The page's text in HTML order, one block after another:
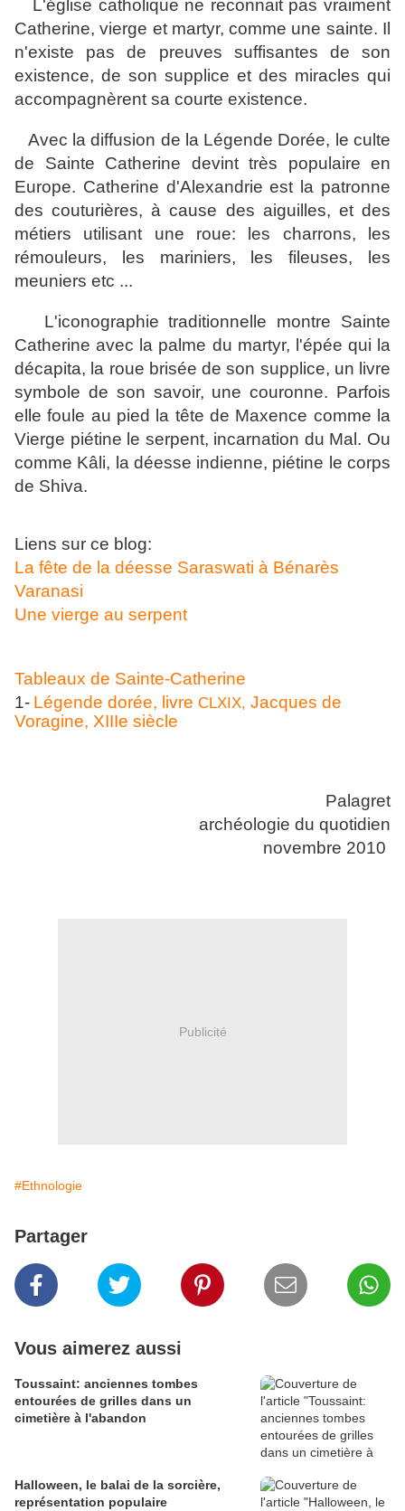
L'église catholique ne reconnait pas vraiment
Catherine,vierge et martyr, comme une sainte. Il
n'existe pas de preuves suffisantes de son
existence, de son supplice et des miracles qui
accompagnèrent sa courte existence.
Avec la diffusion de la Légende Dorée, le culte
de Sainte Catherine devint très populaire en
Europe. Catherine d'Alexandrie est la patronne
des couturières, à cause des aiguilles, et des
métiers utilisant une roue: les charrons, les
rémouleurs, les mariniers, les fileuses, les
meuniers etc ...
L'iconographie traditionnelle montre Sainte
Catherine avec la palme du martyr, l'épée qui la
décapita, la roue brisée de son supplice, un livre
symbole de son savoir, une couronne. Parfois
elle foule au pied la tête de Maxence comme la
Vierge piétine le serpent, incarnation du Mal. Ou
comme Kâli, la déesse indienne, piétine le corps
de Shiva.
Liens sur ce blog:
La fête de la déesse Saraswati à Bénarès
Varanasi
Une vierge au serpent
Tableaux de Sainte-Catherine
1- Légende dorée, livre CLXIX, Jacques de
Voragine, XIIIe siècle
Palagret
archéologie du quotidien
novembre 2010
Publicité
#Ethnologie
Partager
Vous aimerez aussi
Toussaint: anciennes tombes
entourées de grilles dans un
cimetière à l'abandon
Halloween, le balai de la sorcière,
représentation populaire